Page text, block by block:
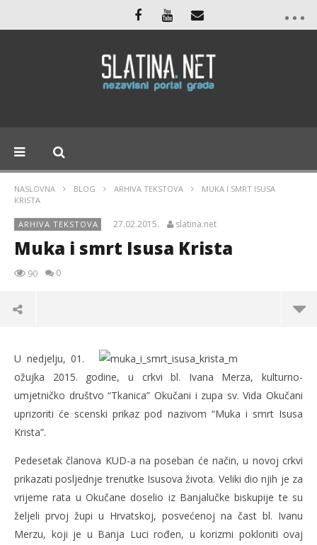
NASLOVNA BLOG ARHIVA TEKSTOVA
MUKA I SMRT ISUSA
KRISTA
ARHIVA TEKSTOVA 27.02.2015. slatina.net
Muka i smrt Isusa Krista
90 0
27.02.2015.
slatina.net
U nedjelju, 01.
ožujka 2015. godine, u crkvi bl. Ivana Merza, kulturno-
umjetničko društvo “Tkanica” Okučani i zupa sv. Vida Okučani
uprizoriti će scenski prikaz pod nazivom “Muka i smrt Isusa
Krista”.
Pedesetak članova KUD-a na poseban će način, u novoj crkvi
prikazati posljednje trenutke Isusova života. Veliki dio njih je za
vrijeme rata u Okučane doselio iz Banjalučke biskupije te su
željeli prvoj župi u Hrvatskoj, posvećenoj na čast bl. Ivanu
Merzu, koji je u Banja Luci rođen, u korizmi pokloniti ovaj